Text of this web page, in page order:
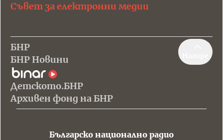
Съвет за електронни медии
БНР
БНР Новини
Детското.БНР
Архивен фонд на БНР
Българско национално радио